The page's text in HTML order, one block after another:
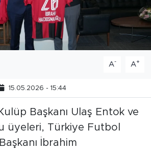
A- A+
15.05.2026 - 15:44
Başkanı Ulaş Entok ve
üyeleri, Türkiye Futbol
İbrahim